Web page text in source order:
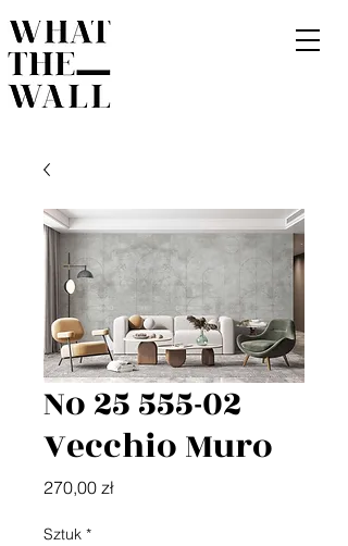
No 25 555-02
Vecchio Muro
270,00 złCena
Sztuk *